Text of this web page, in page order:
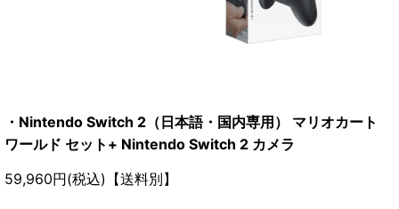
・Nintendo Switch 2（日本語・国内専用） マリオカート
ワールド セット+ Nintendo Switch 2 カメラ
59,960円(税込)【送料別】